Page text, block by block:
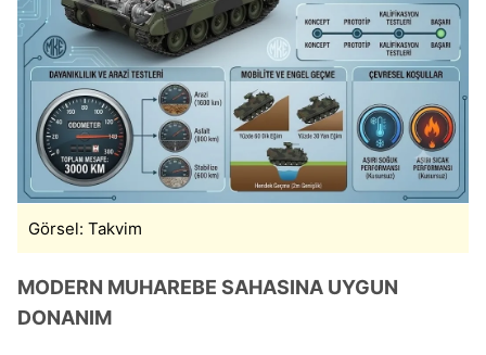
sınırlı olarak açık rızanız dahilinde kullanılacaktır.
Çerezlere ilişkin tercihlerinizi aşağıda yer alan panel
vasıtasıyla belirleyebilirsiniz. Çerezlere ilişkin detaylı bilgi
için Ayarlar butonuna tıklayabilir,Çerez Bilgilendirme
Metnimiziziyaret edebilirsiniz.
6698 sayılı Kişisel Verilerin Korunması Kanunu uyarınca
ilgili mevzuata uygun olarak kullanılan çerezlerle ilgili bilgi
Görsel: Takvim
MODERN MUHAREBE SAHASINA UYGUN
DONANIM